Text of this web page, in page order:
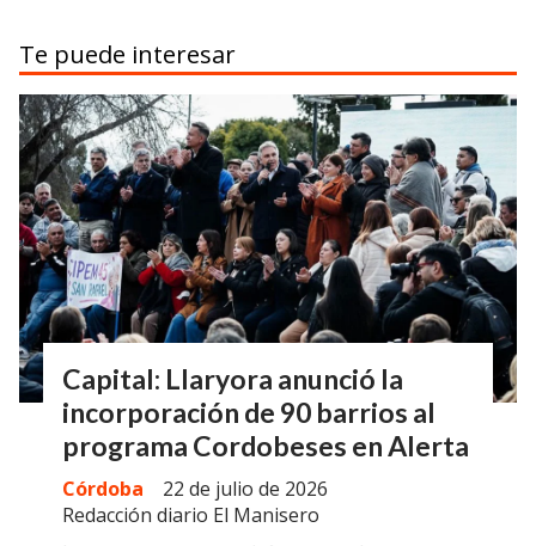
Te puede interesar
Capital: Llaryora anunció la
incorporación de 90 barrios al
programa Cordobeses en Alerta
Redacción diario El Manisero
Córdoba 22 de julio de 2026